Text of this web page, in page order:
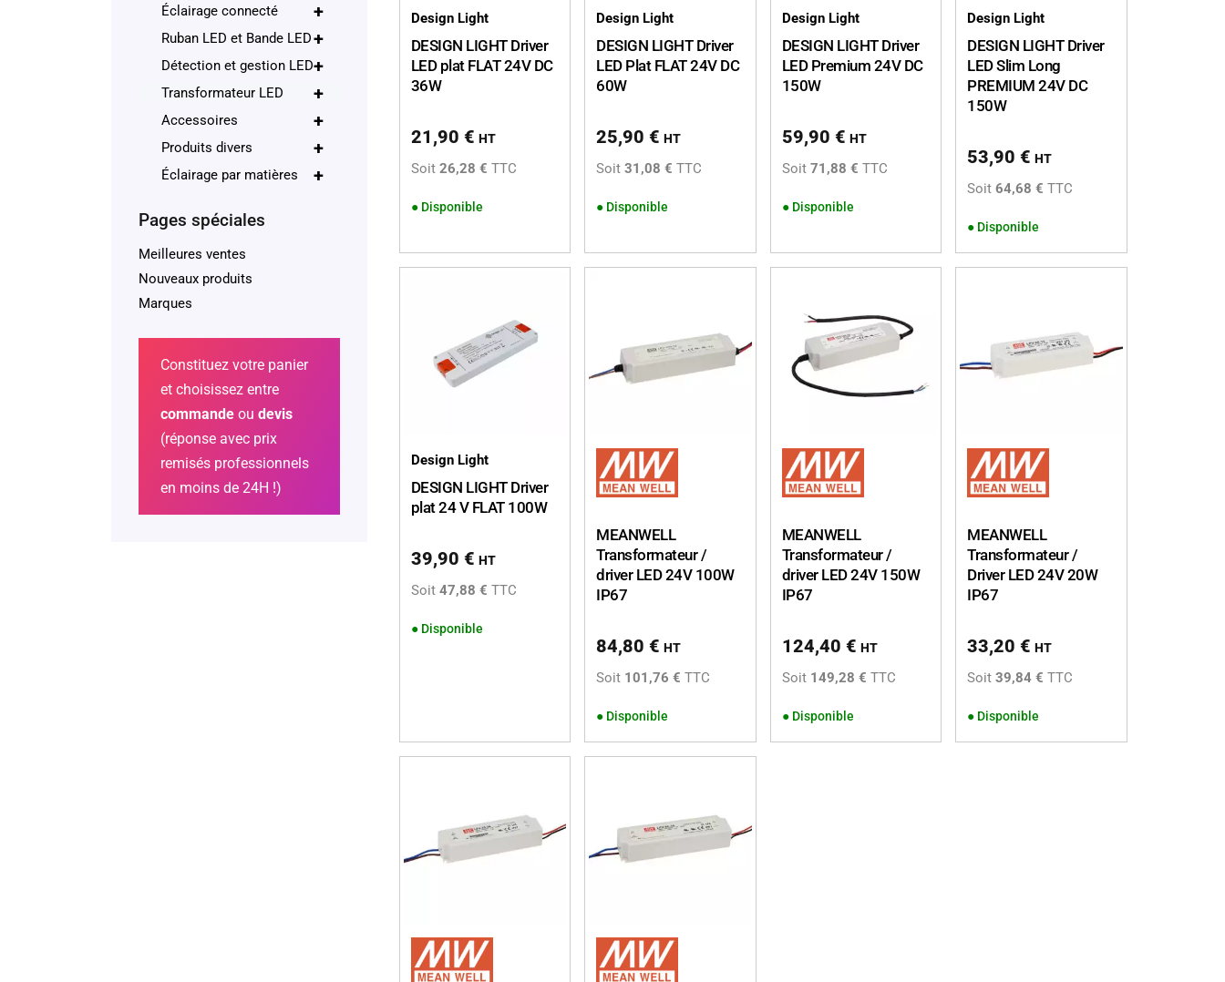
Design Light
DESIGN LIGHT Driver
LED plat FLAT 24V DC
36W
21,90 € HT
Soit 26,28 € TTC
● Disponible
Design Light
DESIGN LIGHT Driver
LED Plat FLAT 24V DC
60W
25,90€ HT
Soit31,08 € TTC
● Disponible
Design Light
DESIGN LIGHT Driver
LED Premium 24V DC
150W
59,90 € HT
Soit 71,88 € TTC
● Disponible
Design Light
DESIGN LIGHT Driver
LED Slim Long
PREMIUM 24V DC
150W
53,90€ HT
Soit64,68 € TTC
● Disponible
Design Light
DESIGN LIGHT Driver
plat 24 V FLAT 100W
39,90 € HT
Soit 47,88 € TTC
● Disponible
MEANWELL
Transformateur /
driver LED 24V 100W
IP67
84,80€ HT
Soit 101,76 € TTC
● Disponible
MEANWELL
Transformateur /
driver LED 24V 150W
IP67
124,40 € HT
Soit 149,28 € TTC
● Disponible
MEANWELL
Transformateur /
Driver LED 24V 20W
IP67
33,20€ HT
Soit39,84 € TTC
● Disponible
+
Éclairage connecté
+
Ruban LED et Bande LED
+
Détection et gestion LED
+
Transformateur LED
+
Accessoires
+
Produits divers
+
Éclairage par matières
Pages spéciales
Meilleures ventes
Nouveaux produits
Marques
Constituez votre panier
et choisissez entre
commande ou devis
(réponse avec prix
remisés professionnels
en moins de 24H !)